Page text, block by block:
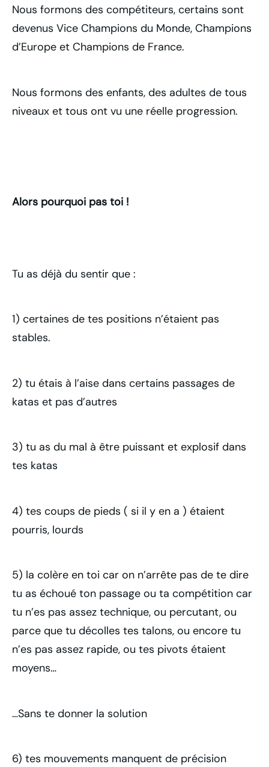
Nous formons des compétiteurs, certains sont
devenus Vice Champions du Monde, Champions
d’Europe et Champions de France.
Nous formons des enfants, des adultes de tous
niveaux et tous ont vu une réelle progression.
Alors pourquoi pas toi !
Tu as déjà du sentir que :
1) certaines de tes positions n’étaient pas
stables.
2) tu étais à l’aise dans certains passages de
katas et pas d’autres
3) tu as du mal à être puissant et explosif dans
tes katas
4) tes coups de pieds ( si il y en a ) étaient
pourris, lourds
5) la colère en toi car on n’arrête pas de te dire
tu as échoué ton passage ou ta compétition car
tu n’es pas assez technique, ou percutant, ou
parce que tu décolles tes talons, ou encore tu
n’es pas assez rapide, ou tes pivots étaient
moyens…
…Sans te donner la solution
6) tes mouvements manquent de précision